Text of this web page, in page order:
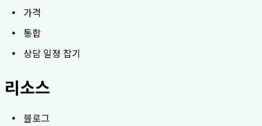
가격
통합
상담 일정 잡기
리소스
블로그